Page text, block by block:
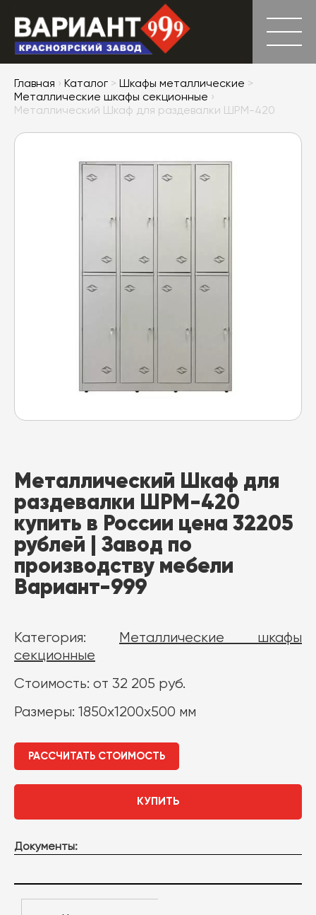
Главная › Каталог > Шкафы металлические >
Металлические шкафы секционные ›
Металлический Шкаф для раздевалки ШРМ-420
Металлический Шкаф для
раздевалки ШРМ-420
купить в России цена 32205
рублей | Завод по
производству мебели
Вариант-999
Категория:
Металлические шкафы
секционные
Стоимость: от 32 205 руб.
Размеры: 1850х1200х500 мм
РАССЧИТАТЬ СТОИМОСТЬ
КУПИТЬ
Документы: